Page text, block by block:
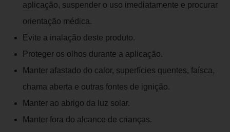
aplicação, suspender o uso imediatamente e procurar
orientação médica.
Evite a inalação deste produto.
Proteger os olhos durante a aplicação.
Manter afastado do calor, superfícies quentes, faísca,
chama aberta e outras fontes de ignição.
Manter ao abrigo da luz solar.
Manter fora do alcance de crianças.